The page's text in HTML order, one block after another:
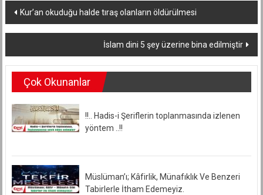
Yazı
dolaşımı
Kur’an okuduğu halde tıraş olanların öldürülmesi
İslam dini 5 şey üzerine bina edilmiştir
Çok Okunanlar
!!.. Hadis-i Şeriflerin toplanmasında izlenen
yöntem ..!!
Müslüman’ı; Kâfirlik, Münafıklık Ve Benzeri
Tabirlerle İtham Edemeyiz.